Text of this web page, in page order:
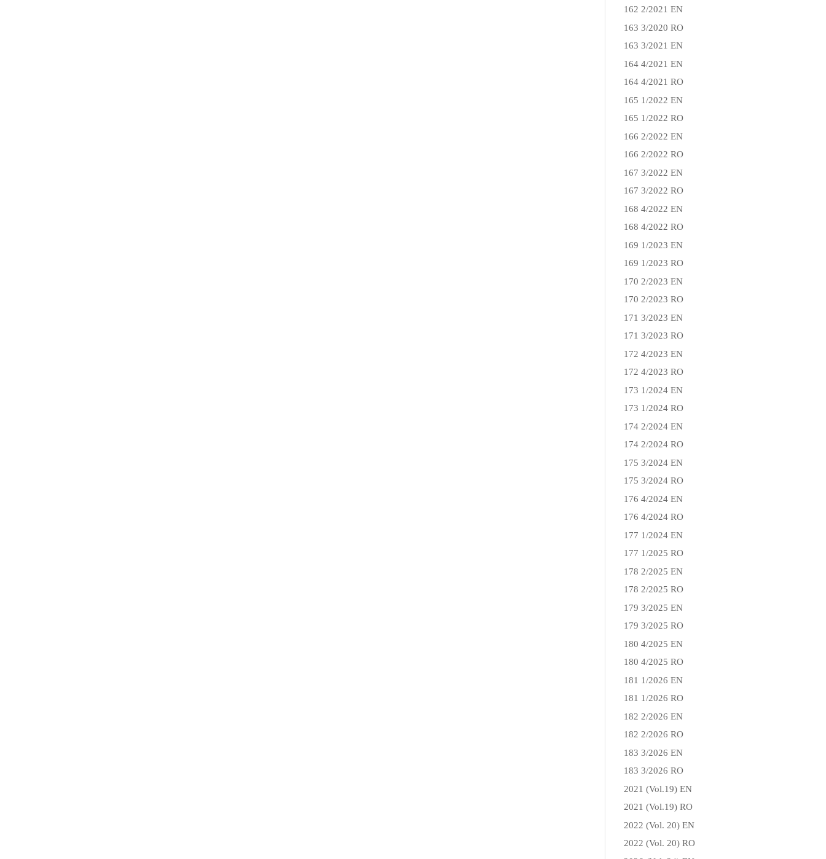
162 2/2021 EN
163 3/2020 RO
163 3/2021 EN
164 4/2021 EN
164 4/2021 RO
165 1/2022 EN
165 1/2022 RO
166 2/2022 EN
166 2/2022 RO
167 3/2022 EN
167 3/2022 RO
168 4/2022 EN
168 4/2022 RO
169 1/2023 EN
169 1/2023 RO
170 2/2023 EN
170 2/2023 RO
171 3/2023 EN
171 3/2023 RO
172 4/2023 EN
172 4/2023 RO
173 1/2024 EN
173 1/2024 RO
174 2/2024 EN
174 2/2024 RO
175 3/2024 EN
175 3/2024 RO
176 4/2024 EN
176 4/2024 RO
177 1/2024 EN
177 1/2025 RO
178 2/2025 EN
178 2/2025 RO
179 3/2025 EN
179 3/2025 RO
180 4/2025 EN
180 4/2025 RO
181 1/2026 EN
181 1/2026 RO
182 2/2026 EN
182 2/2026 RO
183 3/2026 EN
183 3/2026 RO
2021 (Vol.19) EN
2021 (Vol.19) RO
2022 (Vol. 20) EN
2022 (Vol. 20) RO